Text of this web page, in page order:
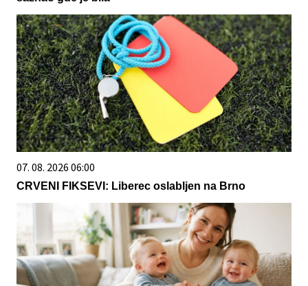
07. 08. 2026 06:00
CRVENI FIKSEVI: Liberec oslabljen na Brno